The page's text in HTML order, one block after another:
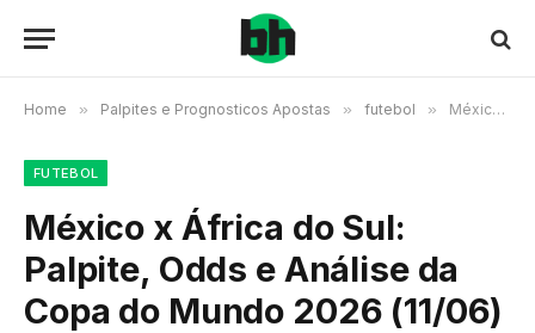
Home » Palpites e Prognosticos Apostas » futebol » México x África do Sul: Palpite, Odds e Análise da Copa do Mundo 2026 (11/06)
FUTEBOL
México x África do Sul:
Palpite, Odds e Análise da
Copa do Mundo 2026 (11/06)